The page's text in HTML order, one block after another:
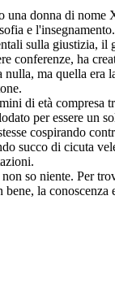
donna di nome
e l'insegnamento.
sulla giustizia, il
conferenze, ha
ma quella era
di età compresa
per essere un
cospirando
succo di cicuta
so niente. Per
la